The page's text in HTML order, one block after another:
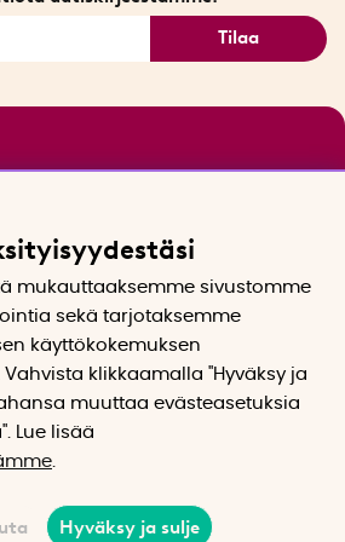
Tilaa
mukauttaaksemme sivustomme
sekä tarjotaksemme
käyttökokemuksen
klikkaamalla "Hyväksy ja
muuttaa evästeasetuksia
Lue lisää
Hyväksy ja sulje